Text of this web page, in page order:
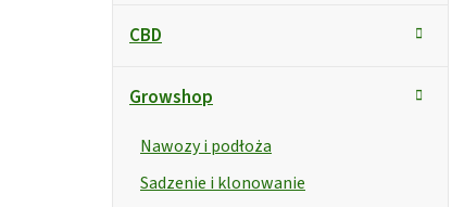
CBD
Growshop
Nawozy i podłoża
Sadzenie i klonowanie